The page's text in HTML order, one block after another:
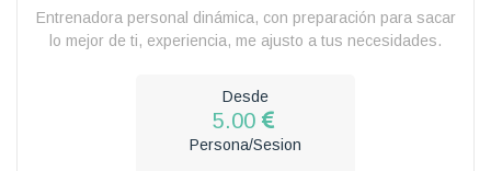
Entrenadora personal dinámica, con preparación para sacar
lo mejor de ti, experiencia, me ajusto a tus necesidades.
Desde
5.00
Persona/Sesion